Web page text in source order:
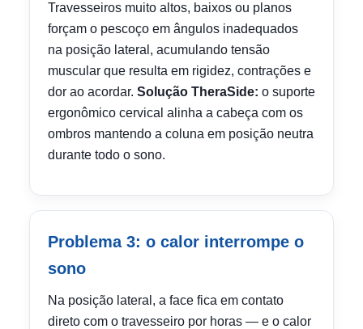
Travesseiros muito altos, baixos ou planos
forçam o pescoço em ângulos inadequados
na posição lateral, acumulando tensão
muscular que resulta em rigidez, contrações e
dor ao acordar. Solução TheraSide: o suporte
ergonômico cervical alinha a cabeça com os
ombros mantendo a coluna em posição neutra
durante todo o sono.
Problema 3: o calor interrompe o
sono
Na posição lateral, a face fica em contato
direto com o travesseiro por horas — e o calor